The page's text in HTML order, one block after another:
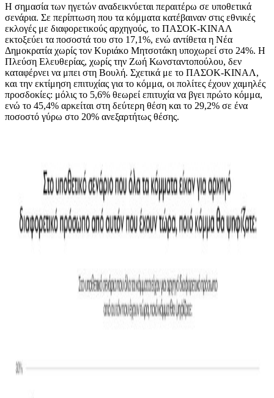
Η σημασία των ηγετών αναδεικνύεται περαιτέρω σε υποθετικά
σενάρια. Σε περίπτωση που τα κόμματα κατέβαιναν στις εθνικές
εκλογές με διαφορετικούς αρχηγούς, το ΠΑΣΟΚ-ΚΙΝΑΛ
εκτοξεύει τα ποσοστά του στο 17,1%, ενώ αντίθετα η Νέα
Δημοκρατία χωρίς τον Κυριάκο Μητσοτάκη υποχωρεί στο 24%. Η
Πλεύση Ελευθερίας, χωρίς την Ζωή Κωνσταντοπούλου, δεν
καταφέρνει να μπει στη Βουλή. Σχετικά με το ΠΑΣΟΚ-ΚΙΝΑΛ,
και την εκτίμηση επιτυχίας για το κόμμα, οι πολίτες έχουν χαμηλές
προσδοκίες: μόλις το 5,6% θεωρεί επιτυχία να βγει πρώτο κόμμα,
ενώ το 45,4% αρκείται στη δεύτερη θέση και το 29,2% σε ένα
ποσοστό γύρω στο 20% ανεξαρτήτως θέσης.